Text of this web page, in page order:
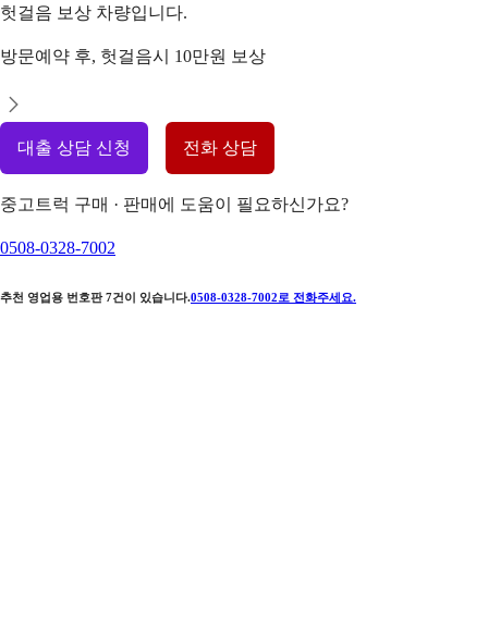
헛걸음 보상 차량입니다.
방문예약 후, 헛걸음시 10만원 보상
대출 상담 신청 전화 상담
중고트럭 구매 · 판매에 도움이 필요하신가요?
0508-0328-7002
추천 영업용 번호판 7건이 있습니다.0508-0328-7002 로 전화주세요.